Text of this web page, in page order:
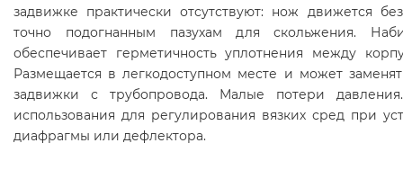
задвижке практически отсутствуют: нож движется
точно подогнанным пазухам для скольжения.
обеспечивает герметичность уплотнения между
Размещается в легкодоступном месте и может
задвижки с трубопровода. Малые потери
использования для регулирования вязких сред при
диафрагмы или дефлектора.